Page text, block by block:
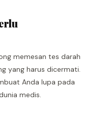
memesan tes darah
yang harus dicermati.
Anda lupa pada
medis.